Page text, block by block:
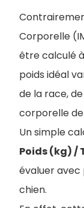
Corporelle
être calculé à
poids idéal
de la race,
corporelle de
Un simple
Poids (kg) /
évaluer avec
chien.